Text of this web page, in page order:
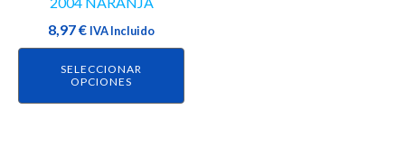
8,97€ IVA Incluido
SELECCIONAR
OPCIONES
elegir
la
de